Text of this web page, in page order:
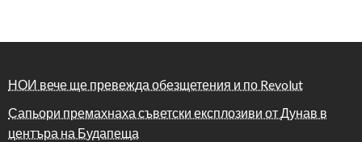
НОИ вече ще превежда обезщетения и по Revolut
Сапьори премахнаха съветски експлозиви от Дунав в
центъра на Будапеща